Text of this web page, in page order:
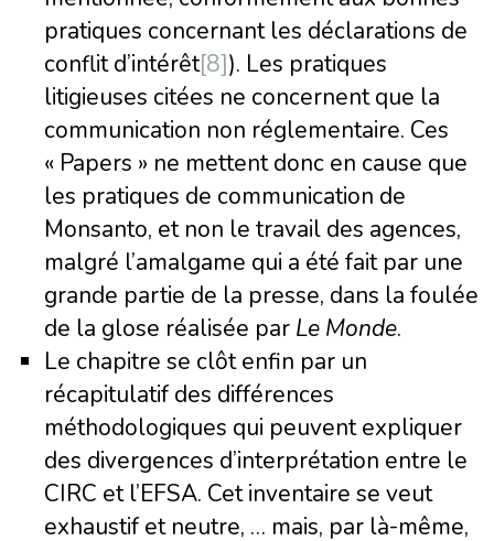
pratiques concernant les déclarations de
conflit d’intérêt[8]). Les pratiques
litigieuses citées ne concernent que la
communication non réglementaire. Ces
« Papers » ne mettent donc en cause que
les pratiques de communication de
Monsanto, et non le travail des agences,
malgré l’amalgame qui a été fait par une
grande partie de la presse, dans la foulée
de la glose réalisée par Le Monde.
Le chapitre se clôt enfin par un
récapitulatif des différences
méthodologiques qui peuvent expliquer
des divergences d’interprétation entre le
CIRC et l’EFSA. Cet inventaire se veut
exhaustif et neutre, … mais, par là-même,